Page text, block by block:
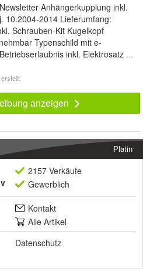
Anhängerkupplung inkl.
10.2004-2014 Lieferumfang:
Schrauben-Kit Kugelkopf
Typenschild mit e-
inkl. Elektrosatz ...
anzeigen
Platin
2157 Verkäufe
Gewerblich
Kontakt
Alle Artikel
Datenschutz